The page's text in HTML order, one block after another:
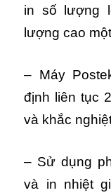
in số lượng
lượng cao
– Máy
định liên tục
và khắc
– Sử dụng
và in nhiệt